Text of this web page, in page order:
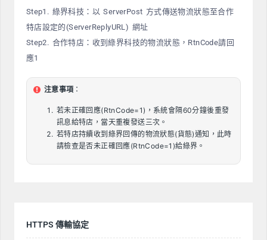
Step1. 綠界科技：以 ServerPost 方式傳送物流狀態至合作
特店設定的(ServerReplyURL) 網址
Step2. 合作特店：收到綠界科技的物流狀態，RtnCode請回
應1
注意事項 ：
若未正確回應(RtnCode=1)，系統會隔60分鐘後重發
訊息給特店，當天重複發送三次。
若特店持續收到綠界回傳的物流狀態(貨態)通知，此時
請檢查是否未正確回應(RtnCode=1)給綠界。
HTTPS 傳輸協定